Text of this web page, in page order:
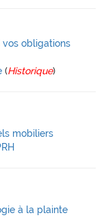
vos obligations
(Historique)
mobiliers
à la plainte